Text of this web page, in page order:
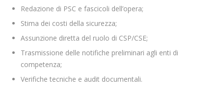
Redazione di PSC e fascicoli dell’opera;
Stima dei costi della sicurezza;
Assunzione diretta del ruolo di CSP/CSE;
Trasmissione delle notifiche preliminari agli enti di
competenza;
Verifiche tecniche e audit documentali.